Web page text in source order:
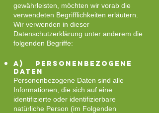
gewährleisten, möchten wir vorab die
verwendeten Begrifflichkeiten erläutern.
Wir verwenden in dieser
Datenschutzerklärung unter anderem die
folgenden Begriffe:
a) personenbezogene
Daten
Personenbezogene Daten sind alle
Informationen, die sich auf eine
identifizierte oder identifizierbare
natürliche Person (im Folgenden